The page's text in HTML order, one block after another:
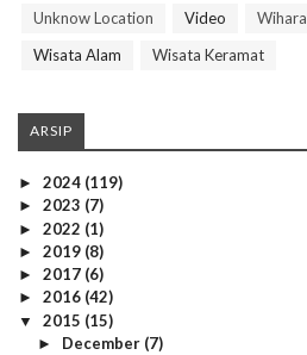
Unknow Location
Video
Wihara
Wisata Alam
Wisata Keramat
ARSIP
► 2024 (119)
► 2023 (7)
► 2022 (1)
► 2019 (8)
► 2017 (6)
► 2016 (42)
▼ 2015 (15)
► December (7)